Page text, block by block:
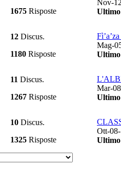
1675 Risposte
Nov-
Ultimo
12 Discus.
1180 Risposte
Mag-
Ultimo
11 Discus.
1267 Risposte
Mar-
Ultimo
10 Discus.
1325 Risposte
Ott-
Ultimo